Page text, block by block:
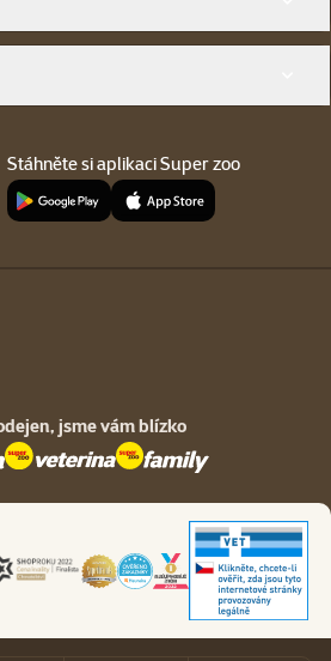
Stáhněte si aplikaci Super zoo
jsme vám blízko